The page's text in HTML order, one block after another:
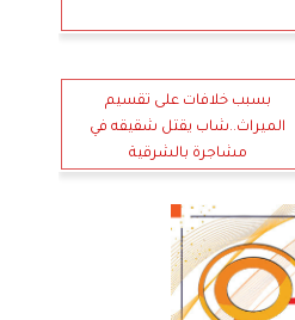
بسبب خلافات على تقسيم
الميراث..شاب يقتل شقيقه في
مشاجرة بالشرقية